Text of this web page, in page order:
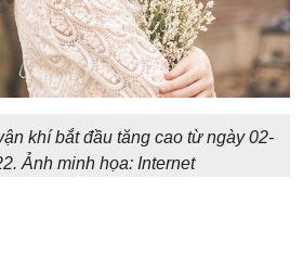
khí bắt đầu tăng cao từ ngày 02-
Ảnh minh họa: Internet